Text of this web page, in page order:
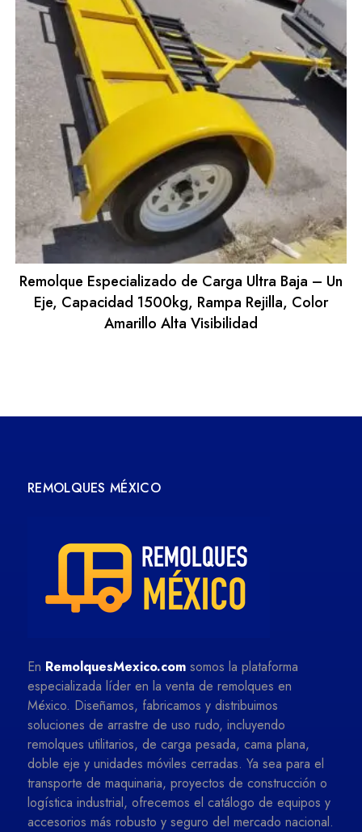
Remolque Especializado de Carga Ultra Baja – Un
Eje, Capacidad 1500kg, Rampa Rejilla, Color
Amarillo Alta Visibilidad
REMOLQUES MÉXICO
En RemolquesMexico.com somos la plataforma
especializada líder en la venta de remolques en
México. Diseñamos, fabricamos y distribuimos
soluciones de arrastre de uso rudo, incluyendo
remolques utilitarios, de carga pesada, cama plana,
doble eje y unidades móviles cerradas. Ya sea para el
transporte de maquinaria, proyectos de construcción o
logística industrial, ofrecemos el catálogo de equipos y
accesorios más robusto y seguro del mercado nacional.